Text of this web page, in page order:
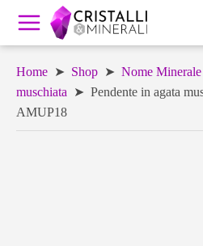
Home ➤ Shop ➤ Nome Minerale
muschiata ➤ Pendente in agata
AMUP18